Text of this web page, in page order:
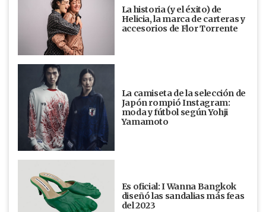
La historia (y el éxito) de
Helicia, la marca de carteras y
accesorios de Flor Torrente
La camiseta de la selección de
Japón rompió Instagram:
moda y fútbol según Yohji
Yamamoto
Es oficial: I Wanna Bangkok
diseñó las sandalias más feas
del 2023